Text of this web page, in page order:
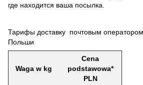
где находится ваша посылка.
Тарифы доставку почтовым
Польши
Waga w kg
Cena
podstawowa*
PLN